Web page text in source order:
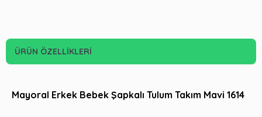
ÜRÜN ÖZELLIKLERI
Mayoral Erkek Bebek Şapkalı Tulum Takım Mavi 1614